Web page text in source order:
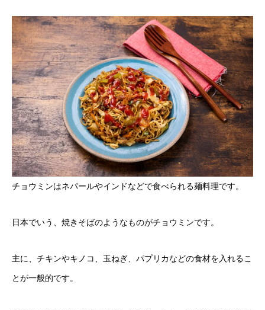
チョウミンはネパールやインドなどで食べられる麺料理です。
日本でいう、焼きそばのようなものがチョウミンです。
主に、チキンやキノコ、玉ねぎ、パプリカなどの食材を入れるこ
とが一般的です。